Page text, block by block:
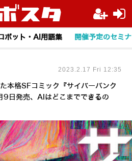
ロボット・AI用語集 開催予定のセミ
本格SFコミック『サイバーパンク
日発売、AIはどこまでできるの
2023.2.17 Fri 12:35